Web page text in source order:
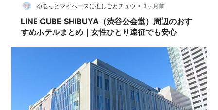
後東京駅から新大阪へ帰りました。 この記事でわかる
こ…
ゆるっとマイペースに推しごとチュウ • 3ヶ月前
LINE CUBE SHIBUYA（渋谷公会堂）周辺のおす
すめホテルまとめ｜女性ひとり遠征でも安心